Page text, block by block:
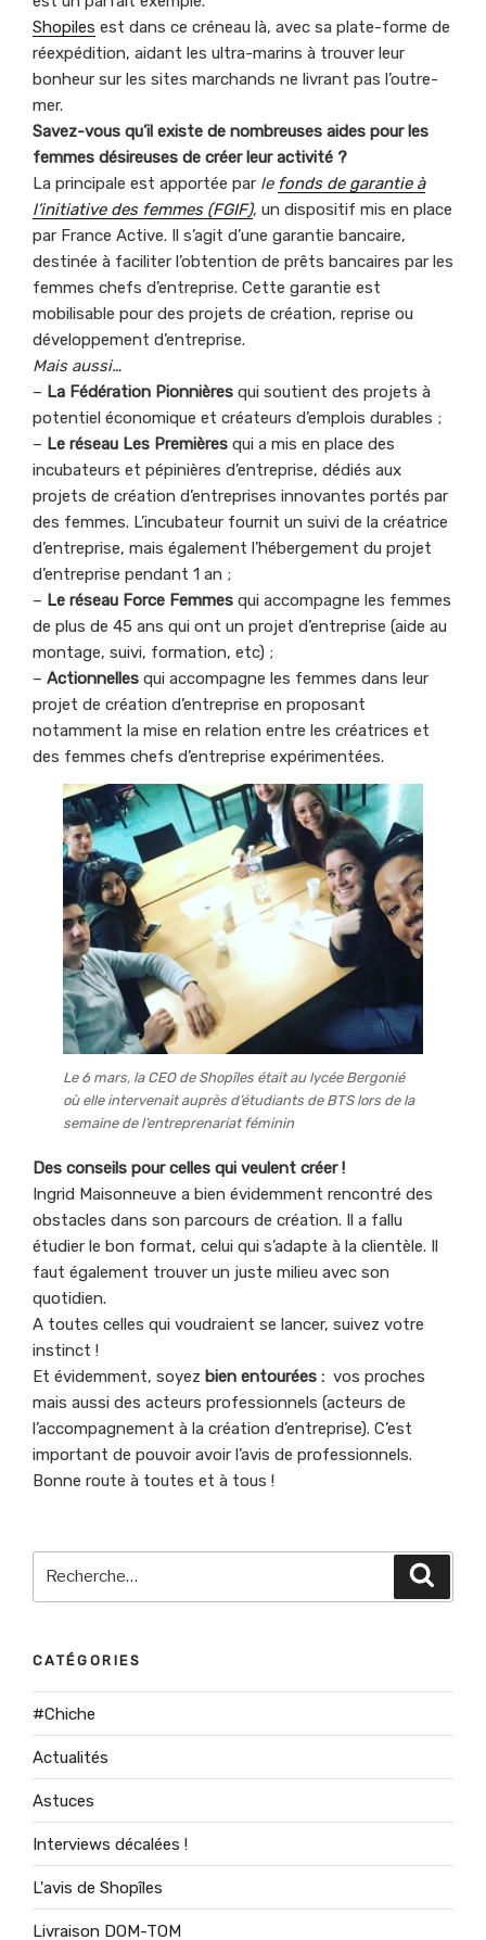
Shopiles est dans ce créneau là, avec sa plate-forme de
réexpédition, aidant les ultra-marins à trouver leur
bonheur sur les sites marchands ne livrant pas l’outre-
mer.
Savez-vous qu’il existe de nombreuses aides pour les
femmes désireuses de créer leur activité ?
La principale est apportée par le fonds de garantie à
l’initiative des femmes (FGIF), un dispositif mis en place
par France Active. Il s’agit d’une garantie bancaire,
destinée à faciliter l’obtention de prêts bancaires par les
femmes chefs d’entreprise. Cette garantie est
mobilisable pour des projets de création, reprise ou
développement d’entreprise.
Mais aussi…
– La Fédération Pionnières qui soutient des projets à
potentiel économique et créateurs d’emplois durables ;
– Le réseau Les Premières qui a mis en place des
incubateurs et pépinières d’entreprise, dédiés aux
projets de création d’entreprises innovantes portés par
des femmes. L’incubateur fournit un suivi de la créatrice
d’entreprise, mais également l’hébergement du projet
d’entreprise pendant 1 an ;
– Le réseau Force Femmes qui accompagne les femmes
de plus de 45 ans qui ont un projet d’entreprise (aide au
montage, suivi, formation, etc) ;
– Actionnelles qui accompagne les femmes dans leur
projet de création d’entreprise en proposant
notamment la mise en relation entre les créatrices et
des femmes chefs d’entreprise expérimentées.
Le 6 mars, la CEO de Shopîles était au lycée Bergonié
où elle intervenait auprès d’étudiants de BTS lors de la
semaine de l’entreprenariat féminin
Des conseils pour celles qui veulent créer !
Ingrid Maisonneuve a bien évidemment rencontré des
obstacles dans son parcours de création. Il a fallu
étudier le bon format, celui qui s’adapte à la clientèle. Il
faut également trouver un juste milieu avec son
quotidien.
A toutes celles qui voudraient se lancer, suivez votre
instinct !
Et évidemment, soyez bien entourées : vos proches
mais aussi des acteurs professionnels (acteurs de
l’accompagnement à la création d’entreprise). C’est
important de pouvoir avoir l’avis de professionnels.
Bonne route à toutes et à tous !
CATÉGORIES
#Chiche
Actualités
Astuces
Interviews décalées !
L'avis de Shopîles
Livraison DOM-TOM